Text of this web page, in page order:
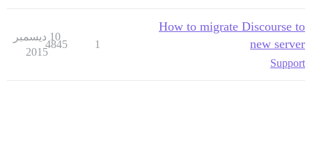
How to migrate Discourse to
new server
Support
1
4845
10 ديسمبر
2015